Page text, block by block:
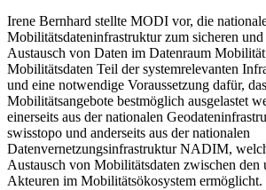
Irene Bernhard stellte MODI vor, die
Mobilitätsdateninfrastruktur zum sicheren
Austausch von Daten im Datenraum
Mobilitätsdaten Teil der systemrelevanten
und eine notwendige Voraussetzung dafür,
Mobilitätsangebote bestmöglich ausgelastet
einerseits aus der nationalen
swisstopo und anderseits aus der nationalen
Datenvernetzungsinfrastruktur NADIM,
Austausch von Mobilitätsdaten zwischen den
Akteuren im Mobilitätsökosystem ermöglicht.